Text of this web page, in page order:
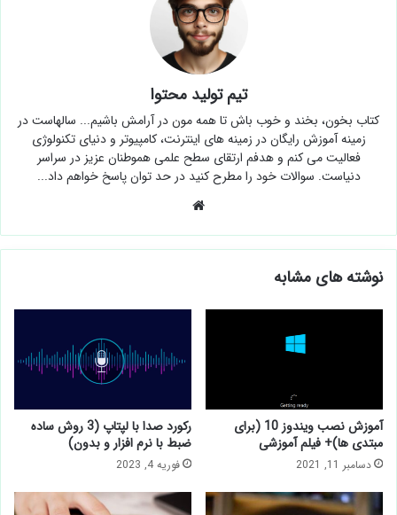
تیم تولید محتوا
کتاب بخون، بخند و خوب باش تا همه مون در آرامش باشیم... سالهاست در
زمینه آموزش رایگان در زمینه های اینترنت، کامپیوتر و دنیای تکنولوژی
فعالیت می کنم و هدفم ارتقای سطح علمی هموطنان عزیز در سراسر
دنیاست. سوالات خود را مطرح کنید در حد توان پاسخ خواهم داد...
نوشته های مشابه
آموزش نصب ویندوز 10 (برای
مبتدی ها)+ فیلم آموزشی
دسامبر 11, 2021
رکورد صدا با لپتاپ (3 روش ساده
ضبط با نرم افزار و بدون)
فوریه 4, 2023